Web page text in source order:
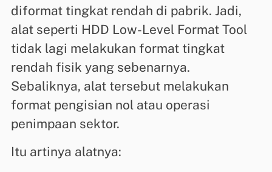
diformat tingkat rendah di pabrik. Jadi,
alat seperti HDD Low-Level Format Tool
tidak lagi melakukan format tingkat
rendah fisik yang sebenarnya.
Sebaliknya, alat tersebut melakukan
format pengisian nol atau operasi
penimpaan sektor.
Itu artinya alatnya: